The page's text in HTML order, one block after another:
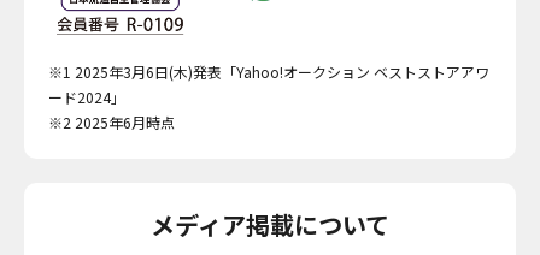
※1 2025年3月6日(木)発表「Yahoo!オークション ベストストアアワ
ード2024」
※2 2025年6月時点
メディア掲載について